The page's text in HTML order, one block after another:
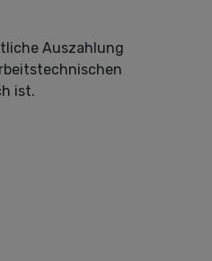
Auszahlung
ist.